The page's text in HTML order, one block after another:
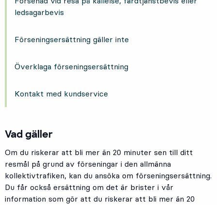
ledsagarbevis
Förseningsersättning gäller inte
Överklaga förseningsersättning
Kontakt med kundservice
Vad gäller
Om du riskerar att bli mer än 20 minuter sen till ditt
resmål på grund av förseningar i den allmänna
kollektivtrafiken, kan du ansöka om förseningsersättning.
Du får också ersättning om det är brister i vår
information som gör att du riskerar att bli mer än 20